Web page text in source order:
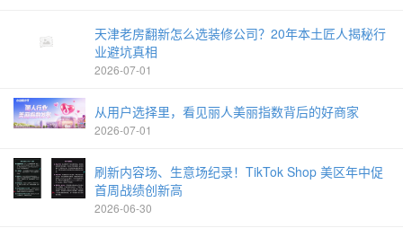
天津老房翻新怎么选装修公司？20年本土匠人揭秘行
业避坑真相
2026-07-01
从用户选择里，看见丽人美丽指数背后的好商家
2026-07-01
刷新内容场、生意场纪录！TikTok Shop 美区年中促
首周战绩创新高
2026-06-30